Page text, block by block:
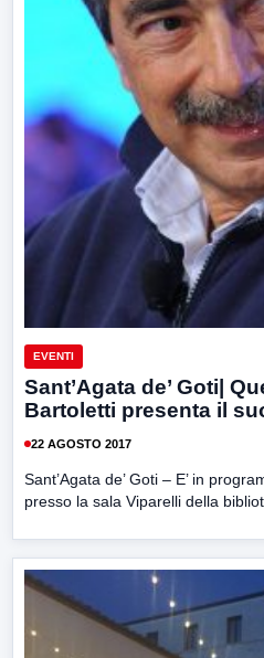
EVENTI
Sant’Agata de’ Goti|
Bartoletti presenta il
22 AGOSTO 2017
Sant’Agata de’ Goti – E’ in
presso la sala Viparelli della